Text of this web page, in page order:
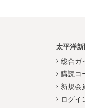
太平洋
総合ガ
購読コ
新規会
ログイ